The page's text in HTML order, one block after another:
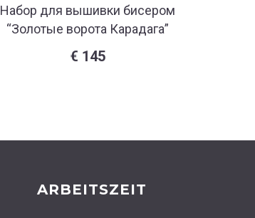
Набор для вышивки бисером
“Золотые ворота Карадага”
€ 145
ARBEITSZEIT